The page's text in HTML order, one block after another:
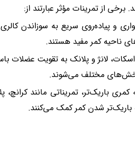
از تمرینات مؤثر عبارتند از:
و پیاده‌روی سریع به سوزاندن
ناحیه کمر مفید هستند.
لانژ و پلانک به تقویت عضلات
مختلف می‌شوند.
کمری باریک‌تر، تمریناتی مانند
باریک‌تر شدن کمر کمک می‌کنند.